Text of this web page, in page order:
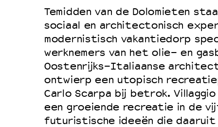
Temidden van de Dolomieten
sociaal en architectonisch
modernistisch vakantiedorp
werknemers van het olie- en
Oostenrijks-Italiaanse architect
ontwierp een utopisch
Carlo Scarpa bij betrok.
een groeiende recreatie in de
futuristische ideeën die